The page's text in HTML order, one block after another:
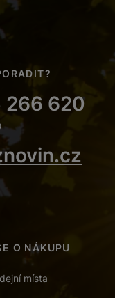
266 620
O NÁKUPU
místa